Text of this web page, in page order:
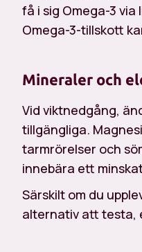
få i sig Omega-3
Omega-3-tillskott
Mineraler och
Vid viktnedgång,
tillgängliga.
tarmrörelser och
innebära ett
Särskilt om du
alternativ att testa,